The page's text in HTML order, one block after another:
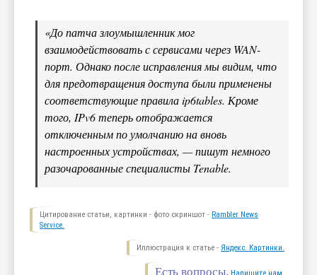
«До патча злоумышленник мог
взаимодействовать с сервисами через WAN-
порт. Однако после исправления мы видим, что
для предотвращения доступа были применены
соответствующие правила ip6tables. Кроме
того, IPv6 теперь отображается
отключенным по умолчанию на вновь
настроенных устройствах, — пишут немного
разочарованные специалисты Tenable.
Цитирование статьи, картинки - фото скриншот - Rambler News
Service.
Иллюстрация к статье - Яндекс. Картинки.
Есть вопросы. Напишите нам.